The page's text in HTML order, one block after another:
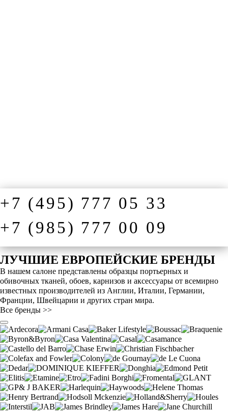
+7 (495) 777 05 33
+7 (985) 777 00 09
ЛУЧШИЕ ЕВРОПЕЙСКИЕ БРЕНДЫ
В нашем салоне представлены образцы портьерных и
обивочных тканей, обоев, карнизов и аксессуары от всемирно
известных производителей из Англии, Италии, Германии,
Франции, Швейцарии и других стран мира.
Все бренды >>